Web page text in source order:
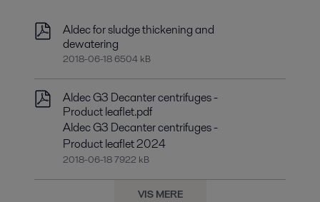
Aldec for sludge thickening and
dewatering
2018-06-18 6504 kB
Aldec G3 Decanter centrifuges -
Product leaflet.pdf
Aldec G3 Decanter centrifuges -
Product leaflet 2024
2018-06-18 7922 kB
VIS MERE